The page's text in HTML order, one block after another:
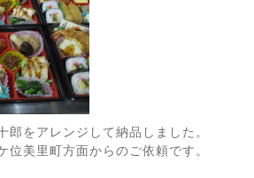
郎をアレンジして納品しました。
美里町方面からのご依頼です。